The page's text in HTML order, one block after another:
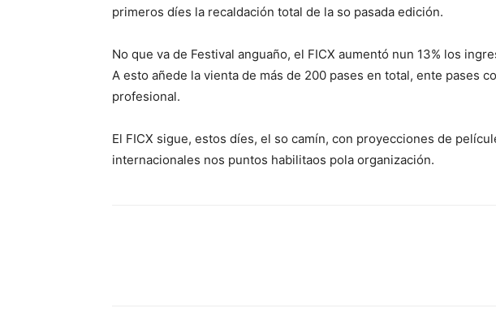
primeros díes la recaldación total de la so pasada edición.
No que va de Festival anguaño, el FICX aumentó nun 13% los
A esto añede la vienta de más de 200 pases en total, ente pases
profesional.
El FICX sigue, estos díes, el so camín, con proyecciones de
internacionales nos puntos habilitaos pola organización.